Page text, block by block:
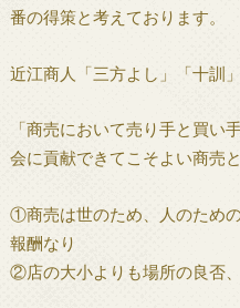
番の得策と考えております。
近江商人「三方よし」「十訓
「商売において売り手と買い
会に貢献できてこそよい商売と
①商売は世のため、人のため
報酬なり
②店の大小よりも場所の良否